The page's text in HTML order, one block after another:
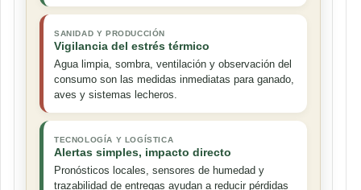
SANIDAD Y PRODUCCIÓN
Vigilancia del estrés térmico
Agua limpia, sombra, ventilación y observación del
consumo son las medidas inmediatas para ganado,
aves y sistemas lecheros.
TECNOLOGÍA Y LOGÍSTICA
Alertas simples, impacto directo
Pronósticos locales, sensores de humedad y
trazabilidad de entregas ayudan a reducir pérdidas